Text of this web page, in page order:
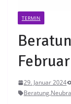
TERMIN
Februar
29. Januar 2024
Beratung,